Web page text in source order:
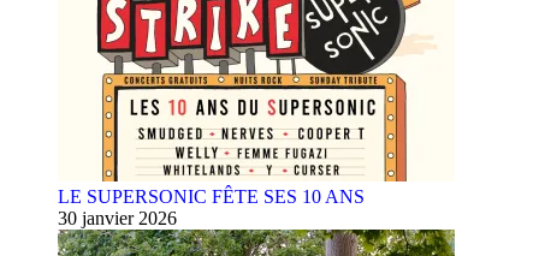
LE SUPERSONIC FÊTE SES 10 ANS
30 janvier 2026